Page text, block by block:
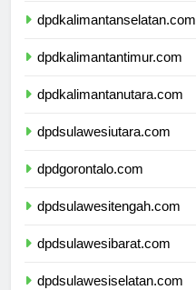
dpdkalimantanselatan.com
dpdkalimantantimur.com
dpdkalimantanutara.com
dpdsulawesiutara.com
dpdgorontalo.com
dpdsulawesitengah.com
dpdsulawesibarat.com
dpdsulawesiselatan.com